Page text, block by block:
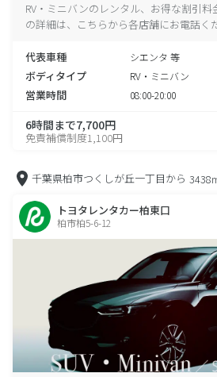
RV・ミニバンのレンタル、お得な割引
の詳細は、こちらから各店舗にお電話く
代表車種 シエンタ 等
ボディタイプ RV・ミニバン
営業時間 08:00-20:00
6時間まで7,700円
免責補償制度1,100円
千葉県柏市つくしが丘一丁目から
トヨタレンタカー柏東口
柏市柏5-6-12